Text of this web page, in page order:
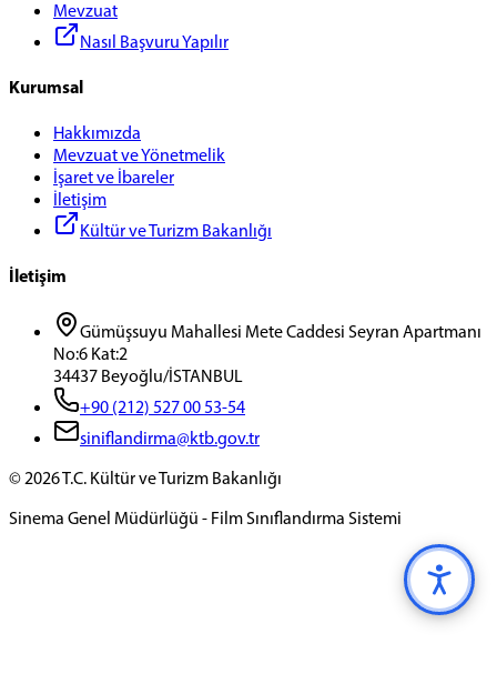
Mevzuat
Nasıl Başvuru Yapılır
Kurumsal
Hakkımızda
Mevzuat ve Yönetmelik
İşaret ve İbareler
İletişim
Kültür ve Turizm Bakanlığı
İletişim
Gümüşsuyu Mahallesi Mete Caddesi Seyran Apartmanı
No:6 Kat:2
34437 Beyoğlu/İSTANBUL
+90 (212) 527 00 53-54
siniflandirma@ktb.gov.tr
© 2026T.C. Kültür ve Turizm Bakanlığı
Sinema Genel Müdürlüğü - Film Sınıflandırma Sistemi